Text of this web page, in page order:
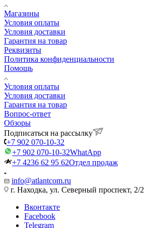
Магазины
Условия оплаты
Условия доставки
Гарантия на товар
Реквизиты
Политика конфиденциальности
Помощь
Условия оплаты
Условия доставки
Гарантия на товар
Вопрос-ответ
Обзоры
Подписаться на рассылку
+7 902 070-10-32
+7 902 070-10-32WhatApp
+7 4236 62 95 62Отдел продаж
info@atlantcom.ru
г. Находка, ул. Северный проспект, 2/2
Вконтакте
Facebook
Telegram